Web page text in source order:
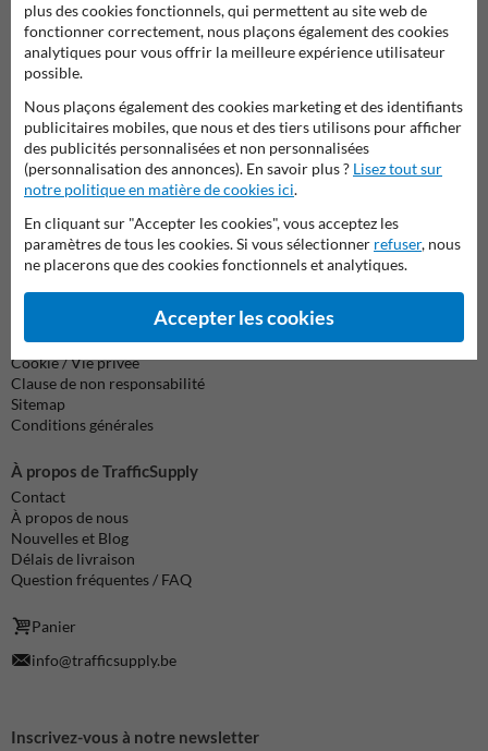
Contactez-nous
Nous sommes joignables les jours ouvrables (de 8.00 à 17.00) au
04 2957 647.
Des questions ? Envoyez un e-mail à
remplissez le formulaire et nous vous répondrons dès que
possible.
info@trafficsupply.be
Toutes nos coordonnées
Renvoyer le(s) produit(s)
Cookie / Vie privée
Clause de non responsabilité
Sitemap
Conditions générales
À propos de TrafficSupply
Contact
À propos de nous
Nouvelles et Blog
Délais de livraison
Question fréquentes / FAQ
Panier
info@trafficsupply.be
Inscrivez-vous à notre newsletter
plus des cookies fonctionnels, qui permettent au site web de
fonctionner correctement, nous plaçons également des cookies
analytiques pour vous offrir la meilleure expérience utilisateur
possible.
Nous plaçons également des cookies marketing et des identifiants
publicitaires mobiles, que nous et des tiers utilisons pour afficher
des publicités personnalisées et non personnalisées
(personnalisation des annonces). En savoir plus ? Lisez tout sur
notre politique en matière de cookies ici.
En cliquant sur "Accepter les cookies", vous acceptez les
paramètres de tous les cookies. Si vous sélectionner refuser, nous
ne placerons que des cookies fonctionnels et analytiques.
Accepter les cookies